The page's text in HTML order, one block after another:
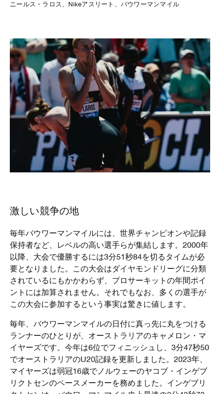
ニールス・ラロス、Nikeアスリート、バウワーマンマイル
激しい競争の地
毎年バウワーマンマイルには、世界チャンピオンや記録
保持者など、レベルの高い選手らが集結します。2000年
以降、大会で優勝するには3分51秒84を切るタイムが必
要となりました。この大会はダイヤモンドリーグに分類
されているにもかかわらず、プロサーキットの年間ポイ
ントには加算されません。それでもなお、多くの選手が
この大会に参加するという事実は驚きに値します。
毎年、バウワーマンマイルの日付に真っ先に丸をつける
ランナーのひとりが、オーストラリアのキャメロン・マ
イヤーズです。今年は6位でフィニッシュし、3分47秒50
でオーストラリアのU20記録を更新しました。2023年、
マイヤーズは弱冠16歳でノルウェーのヤコブ・インゲブ
リクトセンのペースメーカーを務めました。インゲブリ